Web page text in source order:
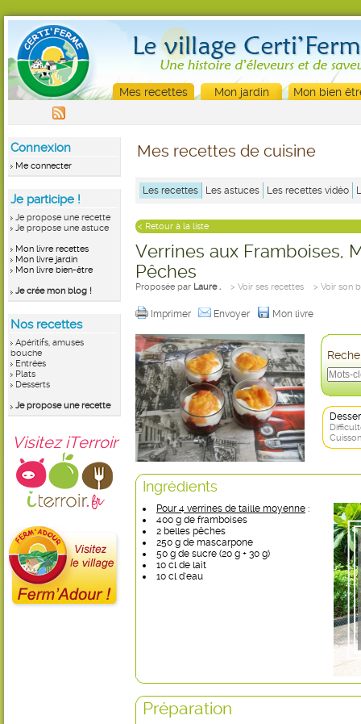
Mes recettes Mon jardin Mon bien
Connexion
Me connecter
Je participe !
Je propose une recette
Je propose une astuce
Mon livre recettes
Mon livre jardin
Mon livre bien-être
Je crée mon blog !
Nos recettes
Apéritifs, amuses
bouche
Entrées
Plats
Desserts
Je propose une recette
Visitez iTerroir
Mes recettes de cuisine
Les recettes Les astuces Les recettes vidéo
< Retour à la liste
Verrines aux Framboises,
Pêches
Proposée par Laure . > Voir ses recettes > Voir son
Imprimer Envoyer Mon livre
Ingrédients
Pour 4 verrines de taille moyenne :
400 g de framboises
2 belles pêches
250 g de mascarpone
50 g de sucre (20 g + 30 g)
10 cl de lait
10 cl d'eau
Préparation